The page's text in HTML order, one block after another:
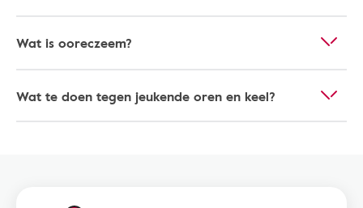
Wat is ooreczeem?
Wat te doen tegen jeukende oren en keel?